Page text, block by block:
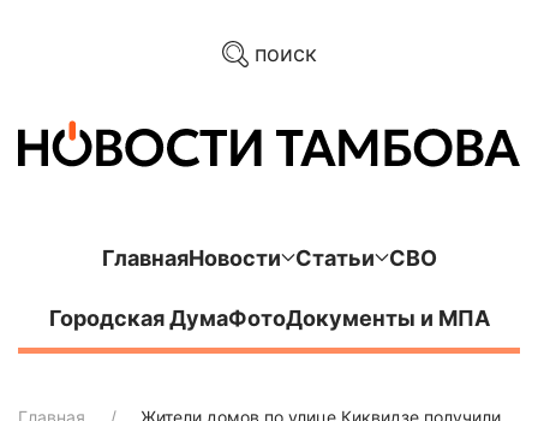
поиск
ГлавнаяНовости Статьи СВО
Городская ДумаФотоДокументы и МПА
Главная
Жители домов по улице Киквидзе получили